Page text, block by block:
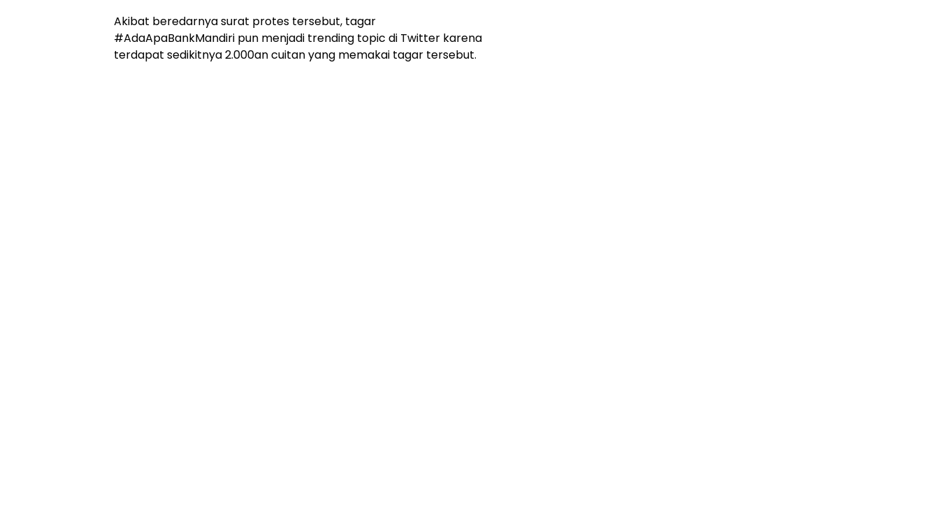
Akibat beredarnya surat protes tersebut, tagar
#AdaApaBankMandiri pun menjadi trending topic di Twitter karena
terdapat sedikitnya 2.000an cuitan yang memakai tagar tersebut.